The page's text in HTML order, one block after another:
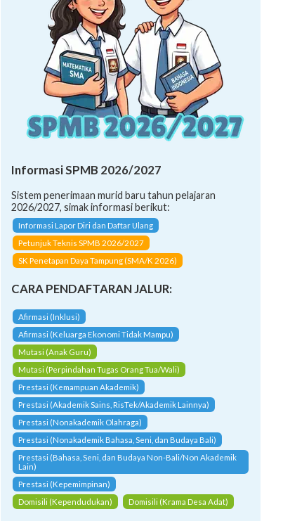
Informasi SPMB 2026/2027
Sistem penerimaan murid baru tahun pelajaran
2026/2027, simak informasi berikut:
Informasi Lapor Diri dan Daftar Ulang
Petunjuk Teknis SPMB 2026/2027
SK Penetapan Daya Tampung (SMA/K 2026)
CARA PENDAFTARAN JALUR:
Afirmasi (Inklusi)
Afirmasi (Keluarga Ekonomi Tidak Mampu)
Mutasi (Anak Guru)
Mutasi (Perpindahan Tugas Orang Tua/Wali)
Prestasi (Kemampuan Akademik)
Prestasi (Akademik Sains, RisTek/Akademik Lainnya)
Prestasi (Nonakademik Olahraga)
Prestasi (Nonakademik Bahasa, Seni, dan Budaya Bali)
Prestasi (Bahasa, Seni, dan Budaya Non-Bali/Non Akademik
Lain)
Prestasi (Kepemimpinan)
Domisili (Kependudukan)
Domisili (Krama Desa Adat)